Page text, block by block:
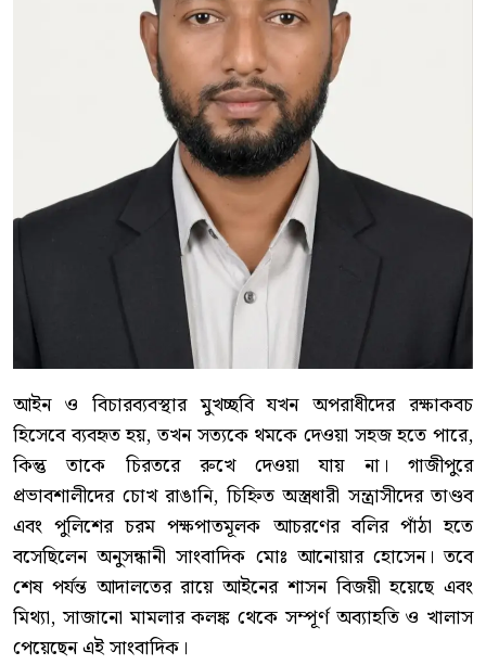
আইন ও বিচারব্যবস্থার মুখচ্ছবি যখন অপরাধীদের রক্ষাকবচ
হিসেবে ব্যবহৃত হয়, তখন সত্যকে থমকে দেওয়া সহজ হতে পারে,
কিন্তু তাকে চিরতরে রুখে দেওয়া যায় না। গাজীপুরে
প্রভাবশালীদের চোখ রাঙানি, চিহ্নিত অস্ত্রধারী সন্ত্রাসীদের তাণ্ডব
এবং পুলিশের চরম পক্ষপাতমূলক আচরণের বলির পাঁঠা হতে
বসেছিলেন অনুসন্ধানী সাংবাদিক মোঃ আনোয়ার হোসেন। তবে
শেষ পর্যন্ত আদালতের রায়ে আইনের শাসন বিজয়ী হয়েছে এবং
মিথ্যা, সাজানো মামলার কলঙ্ক থেকে সম্পূর্ণ অব্যাহতি ও খালাস
পেয়েছেন এই সাংবাদিক।